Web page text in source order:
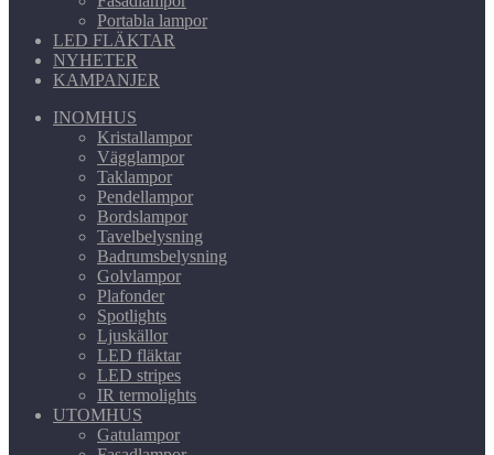
Portabla lampor
LED FLÄKTAR
NYHETER
KAMPANJER
INOMHUS
Kristallampor
Vägglampor
Taklampor
Pendellampor
Bordslampor
Tavelbelysning
Badrumsbelysning
Golvlampor
Plafonder
Spotlights
Ljuskällor
LED fläktar
LED stripes
IR termolights
UTOMHUS
Gatulampor